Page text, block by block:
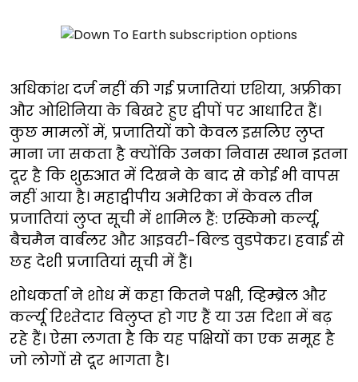
अधिकांश दर्ज नहीं की गई प्रजातियां एशिया, अफ्रीका
और ओशिनिया के बिखरे हुए द्वीपों पर आधारित हैं।
कुछ मामलों में, प्रजातियों को केवल इसलिए लुप्त
माना जा सकता है क्योंकि उनका निवास स्थान इतना
दूर है कि शुरुआत में दिखने के बाद से कोई भी वापस
नहीं आया है। महाद्वीपीय अमेरिका में केवल तीन
प्रजातियां लुप्त सूची में शामिल हैं: एस्किमो कर्ल्यू,
बैचमैन वार्बलर और आइवरी-बिल्ड वुडपेकर। हवाई से
छह देशी प्रजातियां सूची में हैं।
शोधकर्ता ने शोध में कहा कितने पक्षी, व्हिम्ब्रेल और
कर्ल्यू रिश्तेदार विलुप्त हो गए हैं या उस दिशा में बढ़
रहे हैं। ऐसा लगता है कि यह पक्षियों का एक समूह है
जो लोगों से दूर भागता है।